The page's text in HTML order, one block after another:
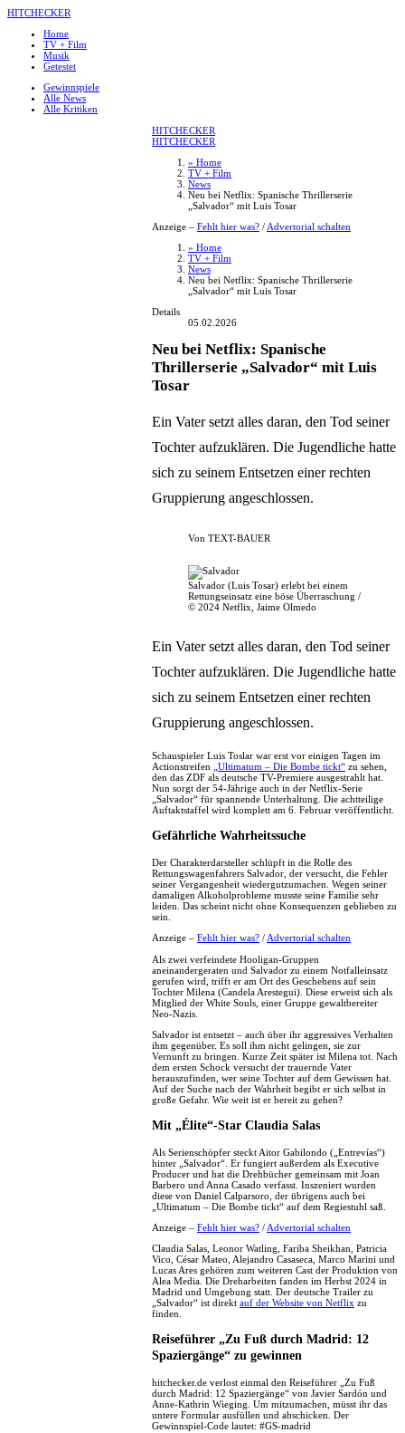
HITCHECKER
Home
TV + Film
Musik
Getestet
Gewinnspiele
Alle News
Alle Kritiken
HITCHECKER
HITCHECKER
» Home
TV + Film
News
Neu bei Netflix: Spanische Thrillerserie
„Salvador“ mit Luis Tosar
Anzeige – Fehlt hier was? / Advertorial schalten
» Home
TV + Film
News
Neu bei Netflix: Spanische Thrillerserie
„Salvador“ mit Luis Tosar
Details
05.02.2026
Neu bei Netflix: Spanische
Thrillerserie „Salvador“ mit Luis
Tosar
Ein Vater setzt alles daran, den Tod seiner
Tochter aufzuklären. Die Jugendliche hatte
sich zu seinem Entsetzen einer rechten
Gruppierung angeschlossen.
Von TEXT-BAUER
Salvador (Luis Tosar) erlebt bei einem
Rettungseinsatz eine böse Überraschung /
© 2024 Netflix, Jaime Olmedo
Ein Vater setzt alles daran, den Tod seiner
Tochter aufzuklären. Die Jugendliche hatte
sich zu seinem Entsetzen einer rechten
Gruppierung angeschlossen.
Schauspieler Luis Toslar war erst vor einigen Tagen im
Actionstreifen
„Ultimatum – Die Bombe tickt“ zu sehen,
den das ZDF als deutsche TV-Premiere ausgestrahlt hat.
Nun sorgt der 54-Jährige auch in der Netflix-Serie
„Salvador“ für spannende Unterhaltung. Die achtteilige
Auftaktstaffel wird komplett am 6. Februar veröffentlicht.
Gefährliche Wahrheitssuche
Der Charakterdarsteller schlüpft in die Rolle des
Rettungswagenfahrers Salvador, der versucht, die Fehler
seiner Vergangenheit wiedergutzumachen. Wegen seiner
damaligen Alkoholprobleme musste seine Familie sehr
leiden. Das scheint nicht ohne Konsequenzen geblieben zu
sein.
Anzeige – Fehlt hier was? /Advertorial schalten
Als zwei verfeindete Hooligan-Gruppen
aneinandergeraten und Salvador zu einem Notfalleinsatz
gerufen wird, trifft er am Ort des Geschehens auf sein
Tochter Milena (Candela Arestegui). Diese erweist sich als
Mitglied der White Souls, einer Gruppe gewaltbereiter
Neo-Nazis.
Salvador ist entsetzt – auch über ihr aggressives Verhalten
ihm gegenüber. Es soll ihm nicht gelingen, sie zur
Vernunft zu bringen. Kurze Zeit später ist Milena tot. Nach
dem ersten Schock versucht der trauernde Vater
herauszufinden, wer seine Tochter auf dem Gewissen hat.
Auf der Suche nach der Wahrheit begibt er sich selbst in
große Gefahr. Wie weit ist er bereit zu gehen?
Mit „Élite“-Star Claudia Salas
Als Serienschöpfer steckt Aitor Gabilondo („Entrevías“)
hinter „Salvador“. Er fungiert außerdem als Executive
Producer und hat die Drehbücher gemeinsam mit Joan
Barbero und Anna Casado verfasst. Inszeniert wurden
diese von Daniel Calparsoro, der übrigens auch bei
„Ultimatum – Die Bombe tickt“ auf dem Regiestuhl saß.
Anzeige – Fehlt hier was? / Advertorial schalten
Claudia Salas, Leonor Watling, Fariba Sheikhan, Patricia
Vico, César Mateo, Alejandro Casaseca, Marco Marini und
Lucas Ares gehören zum weiteren Cast der Produktion von
Alea Media. Die Dreharbeiten fanden im Herbst 2024 in
Madrid und Umgebung statt. Der deutsche Trailer zu
„Salvador“ ist direkt auf der Website von Netflix zu
finden.
Reiseführer „Zu Fuß durch Madrid: 12
Spaziergänge“ zu gewinnen
hitchecker.de verlost einmal den Reiseführer „Zu Fuß
durch Madrid: 12 Spaziergänge“ von Javier Sardón und
Anne-Kathrin Wieging. Um mitzumachen, müsst ihr das
untere Formular ausfüllen und abschicken. Der
Gewinnspiel-Code lautet: #GS-madrid